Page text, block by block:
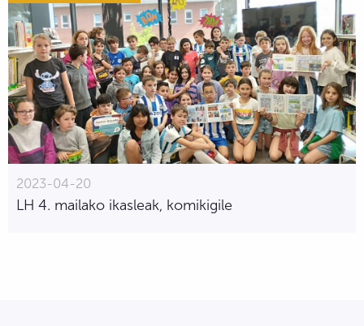
2023-04-20
LH 4. mailako ikasleak, komikigile